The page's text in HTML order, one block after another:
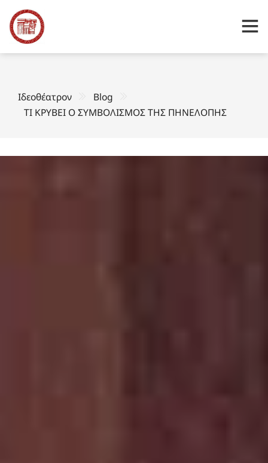
Ιδεοθέατρον
Blog
ΤΙ ΚΡΥΒΕΙ Ο ΣΥΜΒΟΛΙΣΜΟΣ ΤΗΣ ΠΗΝΕΛΟΠΗΣ